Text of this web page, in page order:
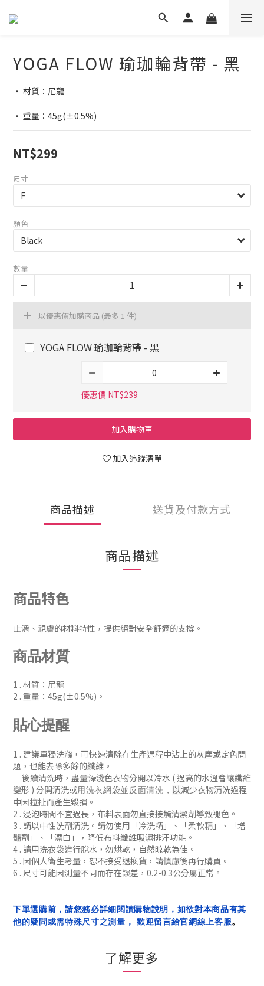
YOGA FLOW 瑜珈輪背帶 - 黑
‧ 材質：尼龍
‧ 重量：45g(±0.5%)
NT$299
尺寸
顏色
數量
以優惠價加購商品 (最多 1 件)
YOGA FLOW 瑜珈輪背帶 - 黑
優惠價 NT$239
加入購物車
加入追蹤清單
商品描述 送貨及付款方式
商品描述
商品特色
止滑、親膚的材料特性，提供絕對安全舒適的支撐。
商品材質
1 . 材質：尼龍
2 . 重量：45g(±0.5%)。
貼心提醒
1 . 建議單獨洗滌，可快速清除在生產過程中沾上的灰塵或定色問
題 ， 也能去除多餘的纖維。
後續清洗時 ，盡量深淺色衣物分開以冷水 ( 過高的水溫會讓纖維
變形 ) 分開清洗或用洗衣網袋並 反面清洗 ， 以減少衣物清洗過程
中因拉扯而產生毀損。
2 . 浸泡時間不宜過長，布料表面勿直接接觸清潔劑導致褪色。
3 . 請以中性洗劑清洗。請勿使用「冷洗精」、「柔軟精」
、「增
豔劑」
、「漂白」，降低布料纖維吸濕排汗功能 。
4 . 請用洗衣袋進行脫水，勿烘乾，自然晾乾為佳。
5 . 因個人衛生考量，恕不接受退換貨，請慎慮後再行購買。
6 . 尺寸可能因測量不同而存在誤差，0.2-0.3公分屬正常。
下單選購前，請您務必詳細閱讀購物說明，如欲對本商品有其
他的疑問或需特殊尺寸之測量， 歡迎留言給官網線上客服。
了解更多